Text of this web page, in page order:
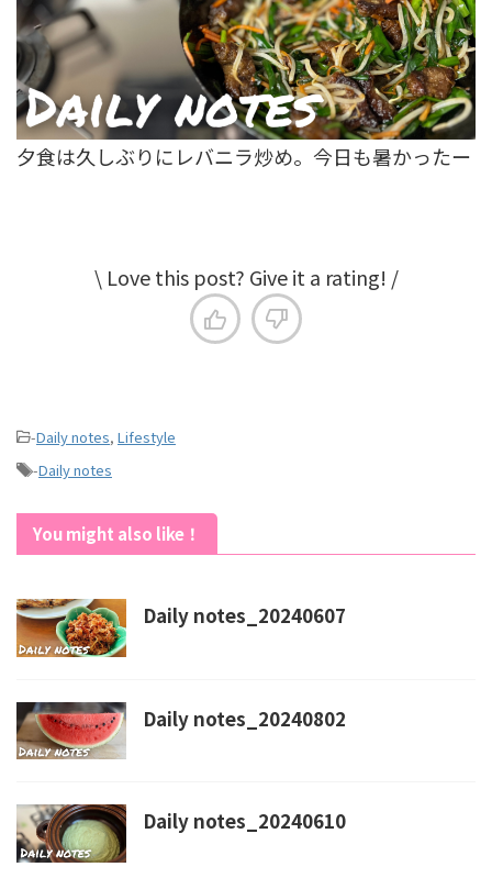
夕食は久しぶりにレバニラ炒め。今日も暑かったー
\ Love this post? Give it a rating! /
-Daily notes, Lifestyle
-Daily notes
You might also like！
Daily notes_20240607
Daily notes_20240802
Daily notes_20240610